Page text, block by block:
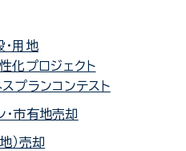
用地
化プロジェクト
プランコンテスト
・市有地売却
）売却